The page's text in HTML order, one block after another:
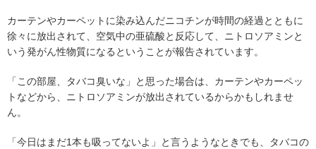
カーテンやカーペットに染み込んだニコチンが時間の経過とともに
徐々に放出されて、空気中の亜硫酸と反応して、ニトロソアミンと
いう発がん性物質になるということが報告されています。
「この部屋、タバコ臭いな」と思った場合は、カーテンやカーペッ
トなどから、ニトロソアミンが放出されているからかもしれませ
ん。
「今日はまだ1本も吸ってないよ」と言うようなときでも、タバコの